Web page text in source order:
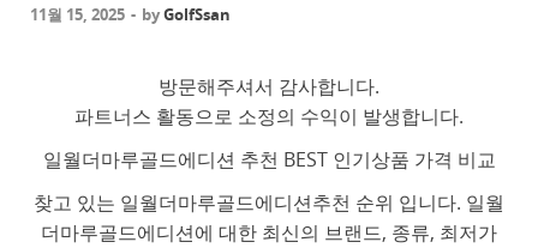
11월 15, 2025 - byGolfSsan
방문해주셔서 감사합니다.
파트너스 활동으로 소정의 수익이 발생합니다.
일월더마루골드에디션 추천 BEST 인기상품 가격 비교
찾고 있는 일월더마루골드에디션추천 순위 입니다. 일월
더마루골드에디션에 대한 최신의 브랜드, 종류, 최저가